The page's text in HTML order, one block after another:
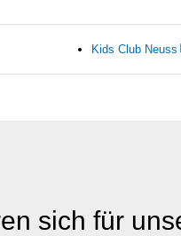
Kids Club Neuss
sich für